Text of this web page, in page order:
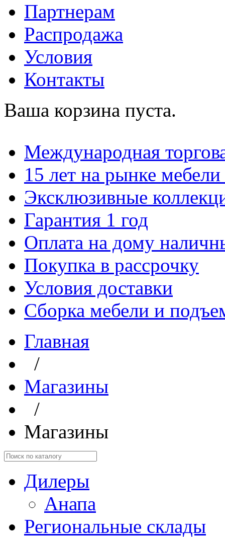
Партнерам
Распродажа
Условия
Контакты
Ваша корзина пуста.
Международная
15 лет на рынке
Эксклюзивные
Гарантия 1 год
Оплата на дому
Покупка в рассрочку
Условия доставки
Сборка мебели и
Главная
/
Магазины
/
Магазины
Дилеры
Анапа
Региональные склады